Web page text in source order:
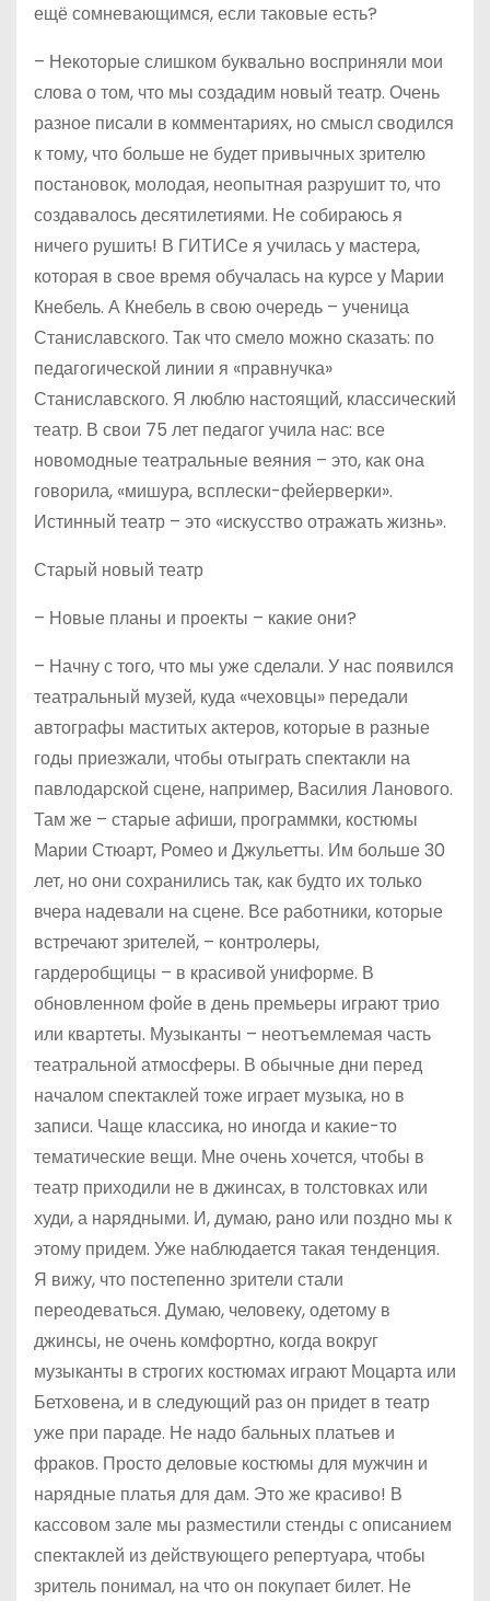
ещё сомневающимся, если таковые есть?
– Некоторые слишком буквально восприняли мои
слова о том, что мы создадим новый театр. Очень
разное писали в комментариях, но смысл сводился
к тому, что больше не будет привычных зрителю
постановок, молодая, неопытная разрушит то, что
создавалось десятилетиями. Не собираюсь я
ничего рушить! В ГИТИСе я училась у мастера,
которая в свое время обучалась на курсе у Марии
Кнебель. А Кнебель в свою очередь – ученица
Станиславского. Так что смело можно сказать: по
педагогической линии я «правнучка»
Станиславского. Я люблю настоящий, классический
театр. В свои 75 лет педагог учила нас: все
новомодные театральные веяния – это, как она
говорила, «мишура, всплески-фейерверки».
Истинный театр – это «искусство отражать жизнь».
Старый новый театр
– Новые планы и проекты – какие они?
– Начну с того, что мы уже сделали. У нас появился
театральный музей, куда «чеховцы» передали
автографы маститых актеров, которые в разные
годы приезжали, чтобы отыграть спектакли на
павлодарской сцене, например, Василия Ланового.
Там же – старые афиши, программки, костюмы
Марии Стюарт, Ромео и Джульетты. Им больше 30
лет, но они сохранились так, как будто их только
вчера надевали на сцене. Все работники, которые
встречают зрителей, – контролеры,
гардеробщицы – в красивой униформе. В
обновленном фойе в день премьеры играют трио
или квартеты. Музыканты – неотъемлемая часть
театральной атмосферы. В обычные дни перед
началом спектаклей тоже играет музыка, но в
записи. Чаще классика, но иногда и какие-то
тематические вещи. Мне очень хочется, чтобы в
театр приходили не в джинсах, в толстовках или
худи, а нарядными. И, думаю, рано или поздно мы к
этому придем. Уже наблюдается такая тенденция.
Я вижу, что постепенно зрители стали
переодеваться. Думаю, человеку, одетому в
джинсы, не очень комфортно, когда вокруг
музыканты в строгих костюмах играют Моцарта или
Бетховена, и в следующий раз он придет в театр
уже при параде. Не надо бальных платьев и
фраков. Просто деловые костюмы для мужчин и
нарядные платья для дам. Это же красиво! В
кассовом зале мы разместили стенды с описанием
спектаклей из действующего репертуара, чтобы
зритель понимал, на что он покупает билет. Не